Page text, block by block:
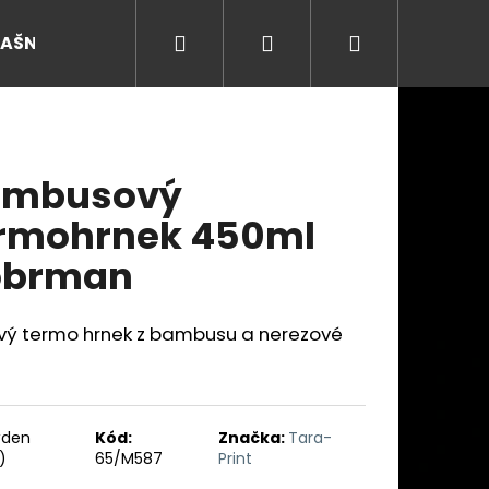
Přihlášení
450ml
termo hrnek z bambusu a nerezové
Kód:
65/M587
Značka: Tara-
Print
Následující